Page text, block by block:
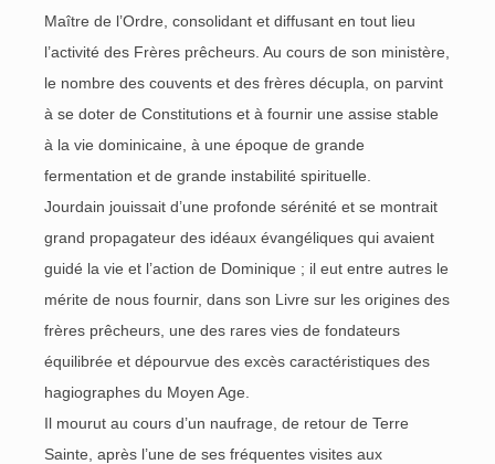
Maître de l’Ordre, consolidant et diffusant en tout lieu
l’activité des Frères prêcheurs. Au cours de son ministère,
le nombre des couvents et des frères décupla, on parvint
à se doter de Constitutions et à fournir une assise stable
à la vie dominicaine, à une époque de grande
fermentation et de grande instabilité spirituelle.
Jourdain jouissait d’une profonde sérénité et se montrait
grand propagateur des idéaux évangéliques qui avaient
guidé la vie et l’action de Dominique ; il eut entre autres le
mérite de nous fournir, dans son Livre sur les origines des
frères prêcheurs, une des rares vies de fondateurs
équilibrée et dépourvue des excès caractéristiques des
hagiographes du Moyen Age.
Il mourut au cours d’un naufrage, de retour de Terre
Sainte, après l’une de ses fréquentes visites aux